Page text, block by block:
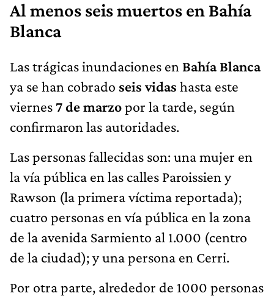
Al menos seis muertos en Bahía
Blanca
Las trágicas inundaciones en Bahía Blanca
ya se han cobrado seis vidas hasta este
viernes 7 de marzopor la tarde, según
confirmaron las autoridades.
Las personas fallecidas son: una mujer en
la vía pública en las calles Paroissien y
Rawson (la primera víctima reportada);
cuatro personas en vía pública en la zona
de la avenida Sarmiento al 1.000 (centro
de la ciudad); y una persona en Cerri.
Por otra parte, alrededor de 1000 personas